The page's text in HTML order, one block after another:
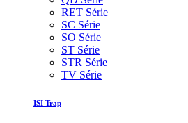
RET Série
SC Série
SO Série
ST Série
STR Série
TV Série
ISI Trap